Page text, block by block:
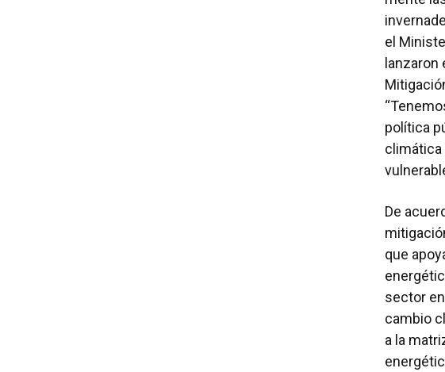
el
política
climática
De
que
sector
cambio
a la